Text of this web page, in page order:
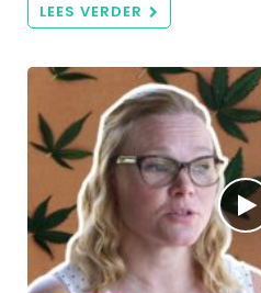
LEES VERDER